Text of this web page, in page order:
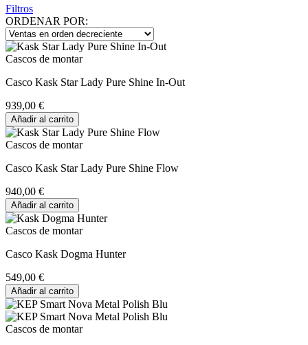
Filtros
ORDENAR POR:
Cascos de montar
Casco Kask Star Lady Pure Shine In-Out
939,00 €
Añadir al carrito
Cascos de montar
Casco Kask Star Lady Pure Shine Flow
940,00 €
Añadir al carrito
Cascos de montar
Casco Kask Dogma Hunter
549,00 €
Añadir al carrito
Cascos de montar